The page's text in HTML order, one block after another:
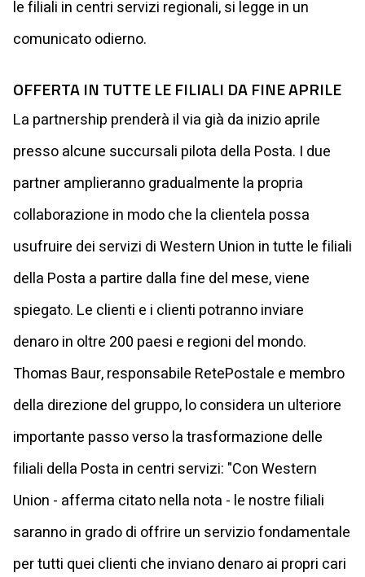
le filiali in centri servizi regionali, si legge in un
comunicato odierno.
OFFERTA IN TUTTE LE FILIALI DA FINE APRILE
La partnership prenderà il via già da inizio aprile
presso alcune succursali pilota della Posta. I due
partner amplieranno gradualmente la propria
collaborazione in modo che la clientela possa
usufruire dei servizi di Western Union in tutte le filiali
della Posta a partire dalla fine del mese, viene
spiegato. Le clienti e i clienti potranno inviare
denaro in oltre 200 paesi e regioni del mondo.
Thomas Baur, responsabile RetePostale e membro
della direzione del gruppo, lo considera un ulteriore
importante passo verso la trasformazione delle
filiali della Posta in centri servizi: "Con Western
Union - afferma citato nella nota - le nostre filiali
saranno in grado di offrire un servizio fondamentale
per tutti quei clienti che inviano denaro ai propri cari